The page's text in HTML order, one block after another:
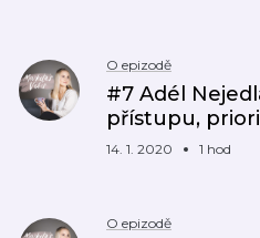
O epizodě
#7 Adél
přístupu,
14. 1. 2020 1 hod
O epizodě